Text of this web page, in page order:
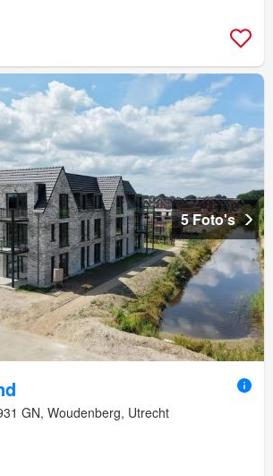
5 Foto's
GN, Woudenberg, Utrecht